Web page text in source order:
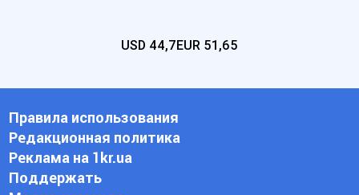
USD 44,7EUR 51,65
Правила использования
Редакционная политика
Реклама на 1kr.ua
Поддержать